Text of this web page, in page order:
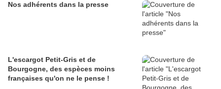
Nos adhérents dans la presse
L'escargot Petit-Gris et de
Bourgogne, des espèces moins
françaises qu'on ne le pense !